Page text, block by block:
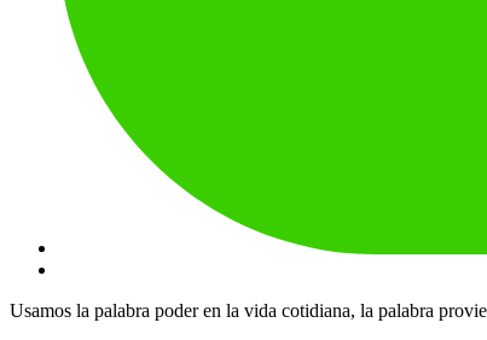
Usamos la palabra poder en la vida cotidiana, la palabra